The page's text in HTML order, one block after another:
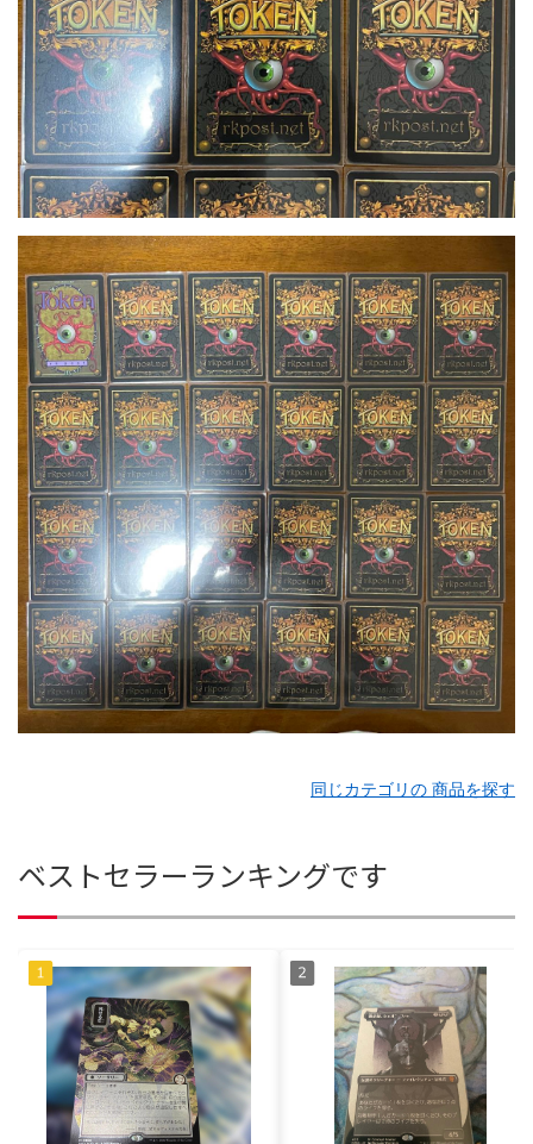
同じカテゴリの 商品を探す
ベストセラーランキングです